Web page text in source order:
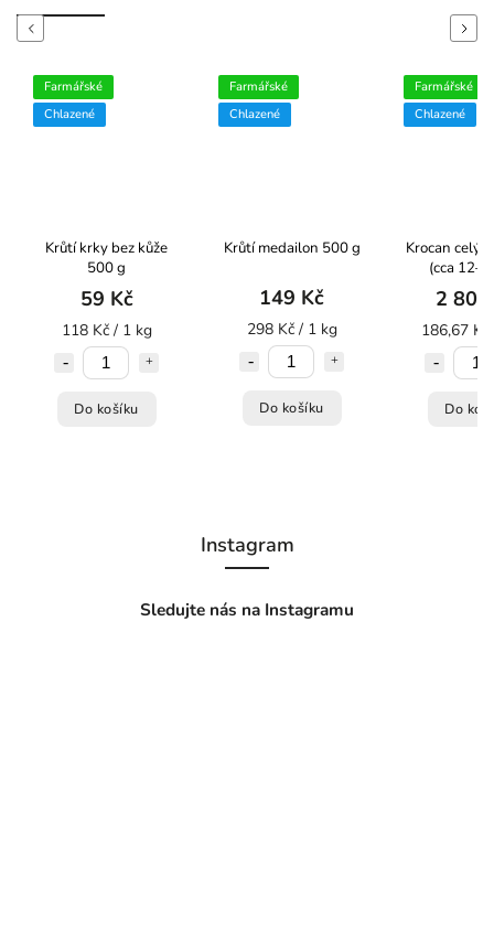
Previous
Farmářské
Chlazené
Krůtí krky bez kůže
500 g
59 Kč
118 Kč / 1 kg
Do košíku
Farmářské
Chlazené
Krůtí medailon 500 g
149 Kč
298 Kč / 1 kg
Do košíku
Farmářské
Chlazené
Krocan celý
(cca
2 800
186,67
Do
Next
Instagram
Sledujte nás na Instagramu